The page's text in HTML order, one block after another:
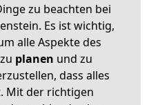
zu beachten bei
Es ist wichtig,
alle Aspekte des
zu planen und zu
dass alles
Mit der richtigen